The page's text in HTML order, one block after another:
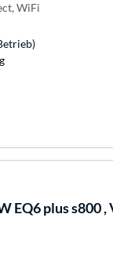
WiFi
EQ6 plus s800